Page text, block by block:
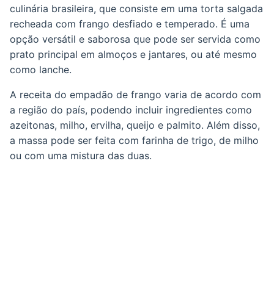
culinária brasileira, que consiste em uma torta salgada
recheada com frango desfiado e temperado. É uma
opção versátil e saborosa que pode ser servida como
prato principal em almoços e jantares, ou até mesmo
como lanche.
A receita do empadão de frango varia de acordo com
a região do país, podendo incluir ingredientes como
azeitonas, milho, ervilha, queijo e palmito. Além disso,
a massa pode ser feita com farinha de trigo, de milho
ou com uma mistura das duas.